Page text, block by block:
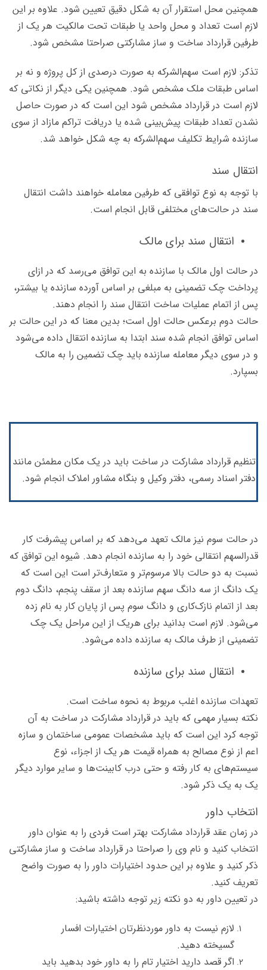
همچنین محل استقرار آن به شکل دقیق تعیین شود. علاوه بر این
لازم است تعداد و محل واحد یا طبقات تحت مالکیت هر یک از
طرفین قرارداد ساخت و ساز مشارکتی صراحتا مشخص شود.
تذکر: لازم است سهم‌الشرکه به صورت درصدی از کل پروژه و نه بر
اساس طبقات ملک مشخص شود. همچنین یکی دیگر از نکاتی که
لازم است در قرارداد مشخص شود این است که در صورت حاصل
نشدن تعداد طبقات پیش‌بینی شده یا دریافت تراکم مازاد از سوی
سازنده شرایط تکلیف سهم‌الشرکه به چه شکل خواهد شد.
انتقال سند
با توجه به نوع توافقی که طرفین معامله خواهند داشت انتقال
سند در حالت‌های مختلفی قابل انجام است.
انتقال سند برای مالک
در حالت اول مالک با سازنده به این توافق می‌رسد که در ازای
پرداخت چک تضمینی به مبلغی بر اساس آورده سازنده یا بیشتر،
پس از اتمام عملیات ساخت انتقال سند را انجام دهند.
حالت دوم برعکس حالت اول است؛ بدین معنا که در این حالت بر
اساس توافق انجام شده سند ابتدا به سازنده انتقال داده می‌شود
و در سوی دیگر معامله سازنده باید چک تضمین را به مالک
بسپارد.
تنظیم قرارداد مشارکت در ساخت باید در یک مکان مطمئن مانند
دفتر اسناد رسمی، دفتر وکیل و بنگاه مشاور املاک انجام شود.
در حالت سوم نیز مالک تعهد می‌دهد که بر اساس پیشرفت کار
قدرالسهم انتقالی خود را به سازنده انجام دهد. شیوه این توافق که
نسبت به دو حالت بالا مرسوم‌تر و متعارف‌تر است این است که
یک دانگ از سه دانگ سهم سازنده بعد از سقف پنجم، دانگ دوم
بعد از اتمام نازک‌کاری و دانگ سوم پس از پایان کار به نام زده
می‌شود. لازم است بدانید برای هریک از این مراحل یک چک
تضمینی از طرف مالک به سازنده داده می‌شود.
انتقال سند برای سازنده
تعهدات سازنده اغلب مربوط به نحوه ساخت است.
نکته بسیار مهمی که باید در قرارداد مشارکت در ساخت به آن
توجه کرد این است که باید مشخصات عمومی ساختمان و سازه
اعم از نوع مصالح به همراه قیمت هر یک از اجزاﺀ، نوع
سیستم‌های به کار رفته و حتی درب کابینت‌ها و سایر موارد دیگر
یک به یک ذکر شود.
انتخاب داور
در زمان عقد قرارداد مشارکت بهتر است فردی را به عنوان داور
انتخاب کنید و نام وی را صراحتا در قرارداد ساخت و ساز مشارکتی
ذکر کنید و علاوه بر این حدود اختیارات داور را به صورت واضح
تعریف کنید.
در تعیین داور به دو نکته زیر توجه داشته باشید:
لازم نیست به داور موردنظرتان اختیارات افسار
گسیخته دهید.
اگر قصد دارید اختیار تام را به داور خود بدهید باید